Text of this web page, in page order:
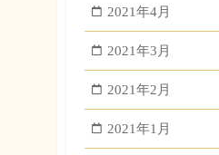
2021年4月
2021年3月
2021年2月
2021年1月